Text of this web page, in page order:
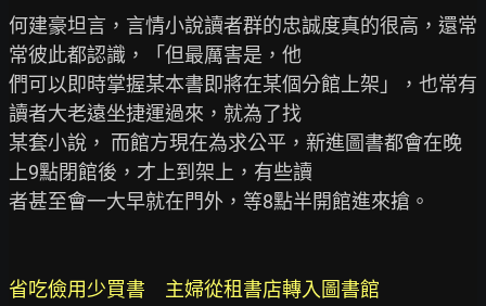
何建豪坦言，言情小說讀者群的忠誠度真的很高，還常
常彼此都認識，「但最厲害是，他
們可以即時掌握某本書即將在某個分館上架」，也常有
讀者大老遠坐捷運過來，就為了找
某套小說， 而館方現在為求公平，新進圖書都會在晚
上9點閉館後，才上到架上，有些讀
者甚至會一大早就在門外，等8點半開館進來搶。
省吃儉用少買書　主婦從租書店轉入圖書館